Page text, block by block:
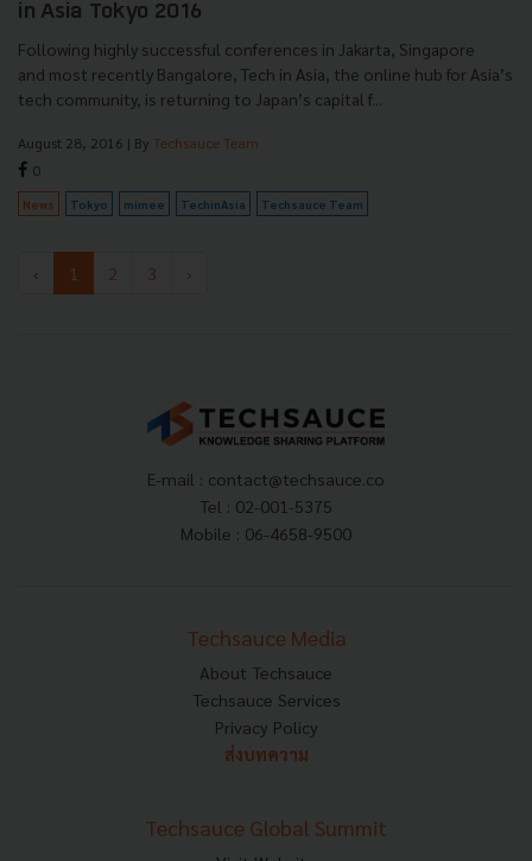
in Asia Tokyo 2016
Following highly successful conferences in Jakarta, Singapore
and most recently Bangalore, Tech in Asia, the online hub for Asia’s
tech community, is returning to Japan’s capital f...
August 28, 2016 | By Techsauce Team
0
News Tokyo mimee TechinAsia Techsauce Team
‹ 1 2 3 ›
E-mail : contact@techsauce.co
Tel : 02-001-5375
Mobile : 06-4658-9500
Techsauce Media
About Techsauce
Techsauce Services
Privacy Policy
ส่งบทความ
Techsauce Global Summit